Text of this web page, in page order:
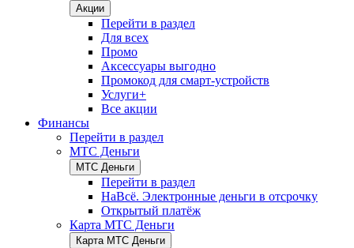
Акции
Перейти в раздел
Для всех
Промо
Аксессуары выгодно
Промокод для смарт-устройств
Услуги+
Все акции
Финансы
Перейти в раздел
МТС Деньги
МТС Деньги
Перейти в раздел
НаВсё. Электронные деньги в отсрочку
Открытый платёж
Карта МТС Деньги
Карта МТС Деньги